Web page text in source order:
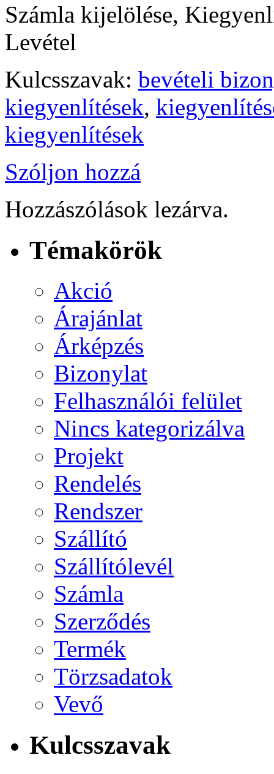
Számla kijelölése,
Levétel
Kulcsszavak: bevételi
kiegyenlítések,
kiegyenlítések
Szóljon hozzá
Hozzászólások lezárva.
Témakörök
Akció
Árajánlat
Árképzés
Bizonylat
Felhasználói felület
Nincs kategorizálva
Projekt
Rendelés
Rendszer
Szállító
Szállítólevél
Számla
Szerződés
Termék
Törzsadatok
Vevő
Kulcsszavak